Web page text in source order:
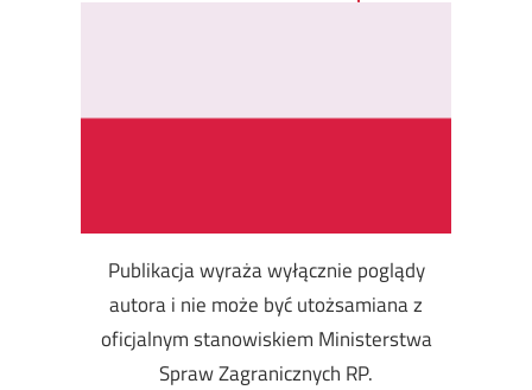
Publikacja wyraża wyłącznie poglądy
autora i nie może być utożsamiana z
oficjalnym stanowiskiem Ministerstwa
Spraw Zagranicznych RP.